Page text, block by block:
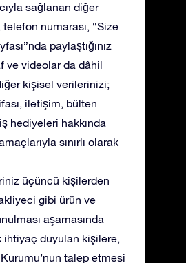
sağlanan diğer
numarası, “Size
paylaştığınız
ve videolar da dâhil
kişisel verilerinizi;
iletişim, bülten
hediyeleri hakkında
sınırlı olarak
üçüncü kişilerden
gibi ürün ve
aşamasında
ihtiyaç duyulan kişilere,
talep etmesi